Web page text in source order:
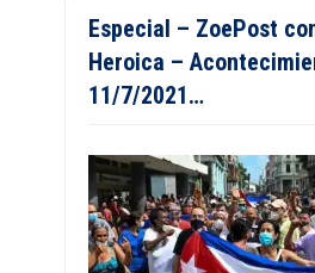
Especial – ZoePost
Heroica –
11/7/2021…